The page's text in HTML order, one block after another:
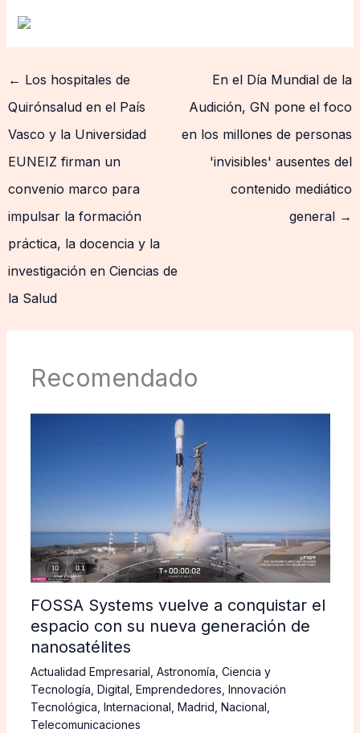
← Los hospitales de
Quirónsalud en el País
Vasco y la Universidad
EUNEIZ firman un
convenio marco para
impulsar la formación
práctica, la docencia y la
investigación en Ciencias de
la Salud
En el Día Mundial de la
Audición, GN pone el foco
en los millones de personas
'invisibles' ausentes del
contenido mediático
general →
Recomendado
FOSSA Systems vuelve a conquistar el
espacio con su nueva generación de
nanosatélites
Actualidad Empresarial Astronomía Ciencia y
Tecnología Digital Emprendedores Innovación
Tecnológica Internacional Madrid Nacional
Telecomunicaciones